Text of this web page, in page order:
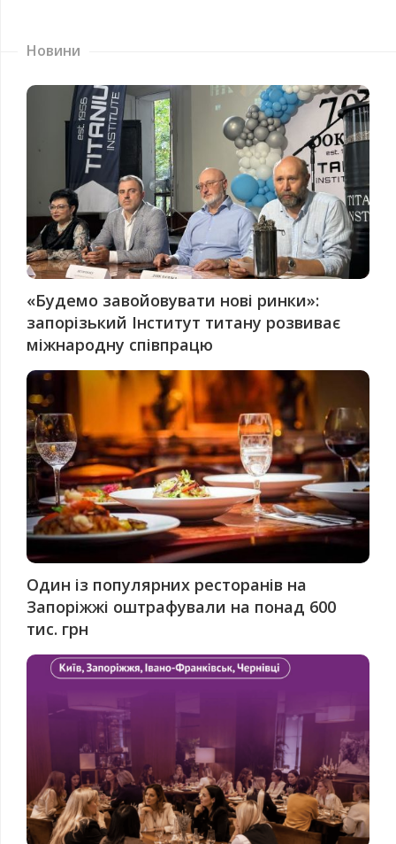
Новини
«Будемо завойовувати нові ринки»:
запорізький Інститут титану розвиває
міжнародну співпрацю
Один із популярних ресторанів на
Запоріжжі оштрафували на понад 600
тис. грн